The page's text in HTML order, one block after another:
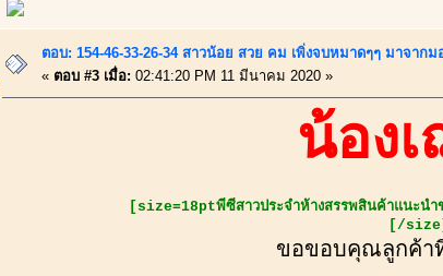
ตอบ: 154-46-33-26-34 สาวน้อย สวย คม เพิ่งจบหมาดๆๆ มาจาก
« ตอบ #3 เมื่อ: 02:41:20 PM 11 มีนาคม 2020 »
น้อง
[size=18ptพีซีสาวประจำห้างสรรพสินค้าแนะน
[/
ขอขอบคุณลูกค้า